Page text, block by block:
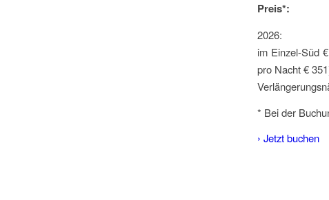
Preis*:
2026:
im Einzel-Süd
pro Nacht €
* Bei der
› Jetzt buchen